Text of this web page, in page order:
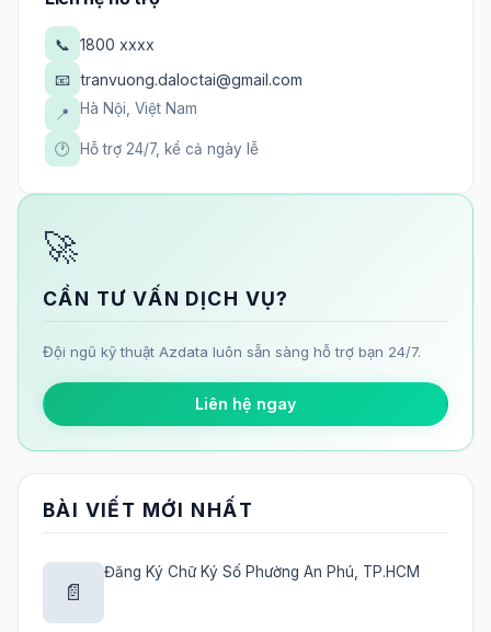
📞 1800 xxxx
📧 tranvuong.daloctai@gmail.com
📍 Hà Nội, Việt Nam
🕐 Hỗ trợ 24/7, kể cả ngày lễ
🚀
CẦN TƯ VẤN DỊCH VỤ?
Đội ngũ kỹ thuật Azdata luôn sẵn sàng hỗ trợ bạn 24/7.
Liên hệ ngay
BÀI VIẾT MỚI NHẤT
📄
Đăng Ký Chữ Ký Số Phường An Phú, TP.HCM